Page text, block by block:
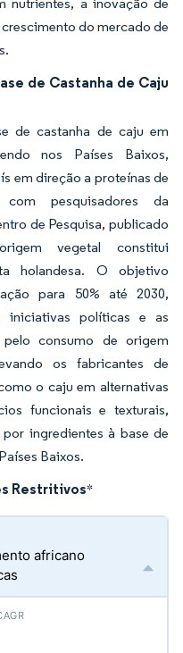
do mercado de
de Castanha de Caju
de castanha de caju em
nos Países Baixos,
em direção a proteínas de
pesquisadores da
de Pesquisa, publicado
vegetal constitui
holandesa. O objetivo
para 50% até 2030,
iniciativas políticas e as
consumo de origem
os fabricantes de
o caju em alternativas
funcionais e texturais,
ingredientes à base de
Baixos.
Restritivos*
africano